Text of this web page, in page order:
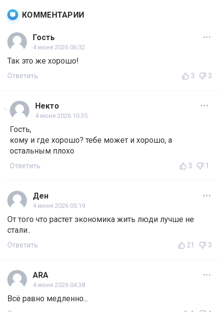
КОММЕНТАРИИ
Гость
4 июня 2026 06:32
Так это же хорошо!
Ответить 3 3
Некто
4 июня 2026 10:35
Гость,
кому и где хорошо? тебе может и хорошо, а
остальным плохо
Ответить 3 1
Ден
4 июня 2026 05:19
От того что растет экономика жить люди лучше не
стали..
Ответить 21 3
ARA
4 июня 2026 04:38
Всё равно медленно...